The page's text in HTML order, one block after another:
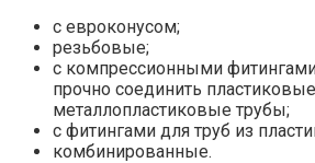
с евроконусом;
резьбовые;
с компрессионными
прочно соединить
металлопластиковые трубы;
с фитингами для труб из
комбинированные.